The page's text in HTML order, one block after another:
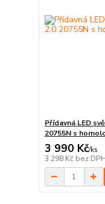
Přídavná LED
20755N s
3 990 Kč/ks
3 298 Kč bez DPH